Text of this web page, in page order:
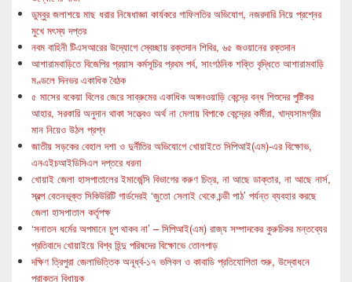
ডুম্বুর জলাশয়ে মাছ ধরার নিষেধাজ্ঞা কার্যকরে গাফিলতির অভিযোগ, নজরদারি নিয়ে প্রশ্নের
মুখে মৎস্য দপ্তর
নবম বাহিনী টিএসআরের উদ্যোগে স্বেচ্ছায় রক্তদান শিবির, ৬৫ জওয়ানের রক্তদান
আশারামবাড়িতে বিজেপির প্রয়াস কর্মসূচির প্রথম পর্ব, সাংগঠনিক শক্তি বৃদ্ধিতে আশারামবাড়ি
মণ্ডলে দিনভর একাধিক বৈঠক
৫ মাসের বকেয়া বিলের জেরে সাব্রুমের একাধিক অঙ্গনওয়াড়ি কেন্দ্রে বন্ধ শিশুদের পুষ্টিকর
আহার, সরকারি অনুদান থাকা সত্ত্বেও অর্থ না মেলায় বিপাকে কেন্দ্রের কর্মীরা, খাদ্যসামগ্রীর
মান নিয়েও উঠল প্রশ্ন
জাতীয় সড়কের বেহাল দশা ও দুর্নীতির অভিযোগে খোয়াইতে সিপিআই(এম)-এর বিক্ষোভ,
এনএইচআইডিসিএল দপ্তরে ধরনা
খোয়াই জেলা হাসপাতালের ইমার্জেন্সি বিভাগের করুণ চিত্র, না আছে ডাক্তার, না আছে নার্স,
স্বল্প বেতনভূক্ত সিকিউরিটি গার্ডদেরই ‘জুতো সেলাই থেকে চন্ডী পাঠ’ পর্যন্ত ব্যবহার করছে
জেলা হাসপাতাল কর্তৃপক্ষ
‘সনাতন ধর্মের অপমানে চুপ থাকব না’ – সিপিআই(এম) রাজ্য সম্পাদকের কুরুচিকর মন্তব্যের
প্রতিবাদে খোয়াইয়ে বিশ্ব হিন্দু পরিষদের বিক্ষোভে তোলপাড়
দক্ষিণ ত্রিপুরা জেলাভিত্তিক অনূর্ধ্ব-১৭ ভলিবল ও কাবাডি প্রতিযোগিতা শুরু, উদ্বোধনে
প্রাক্তন বিধায়ক